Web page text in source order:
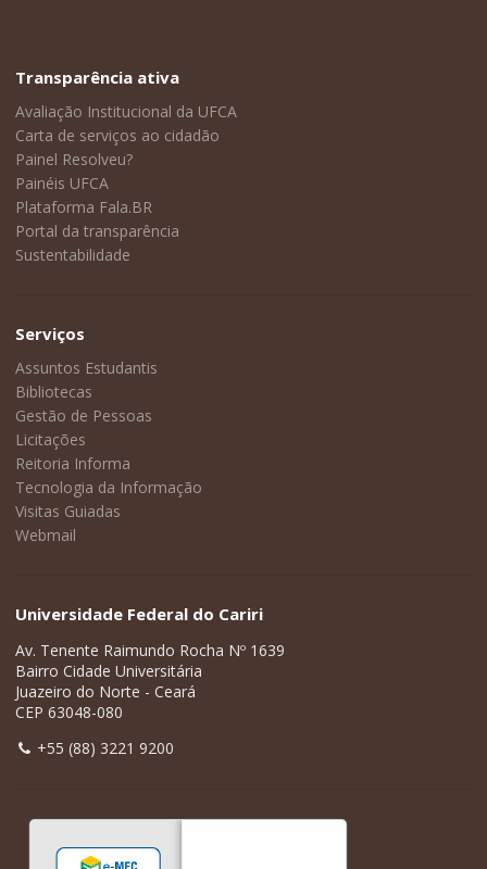
Transparência ativa
Avaliação Institucional da UFCA
Carta de serviços ao cidadão
Painel Resolveu?
Painéis UFCA
Plataforma Fala.BR
Portal da transparência
Sustentabilidade
Serviços
Assuntos Estudantis
Bibliotecas
Gestão de Pessoas
Licitações
Reitoria Informa
Tecnologia da Informação
Visitas Guiadas
Webmail
Universidade Federal do Cariri
Av. Tenente Raimundo Rocha Nº 1639
Bairro Cidade Universitária
Juazeiro do Norte - Ceará
CEP 63048-080
+55 (88) 3221 9200